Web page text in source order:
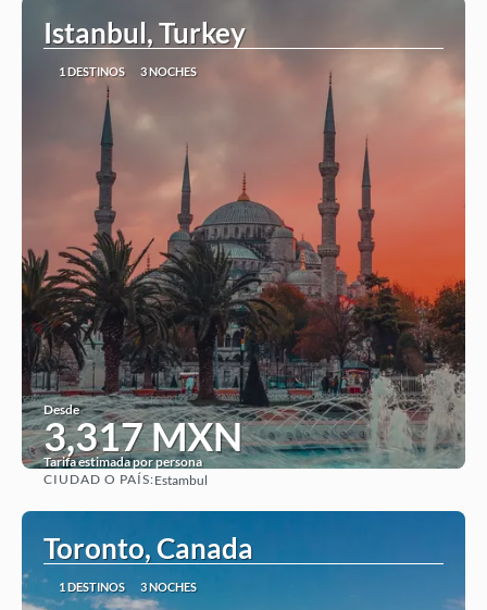
Istanbul, Turkey
1 DESTINOS 3 NOCHES
Desde
3,317 MXN
Tarifa estimada por persona
CIUDAD O PAÍS:Estambul
Toronto, Canada
1 DESTINOS 3 NOCHES